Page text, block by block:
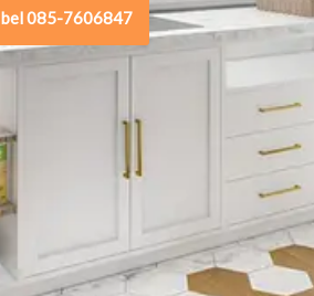
bel 085-7606847